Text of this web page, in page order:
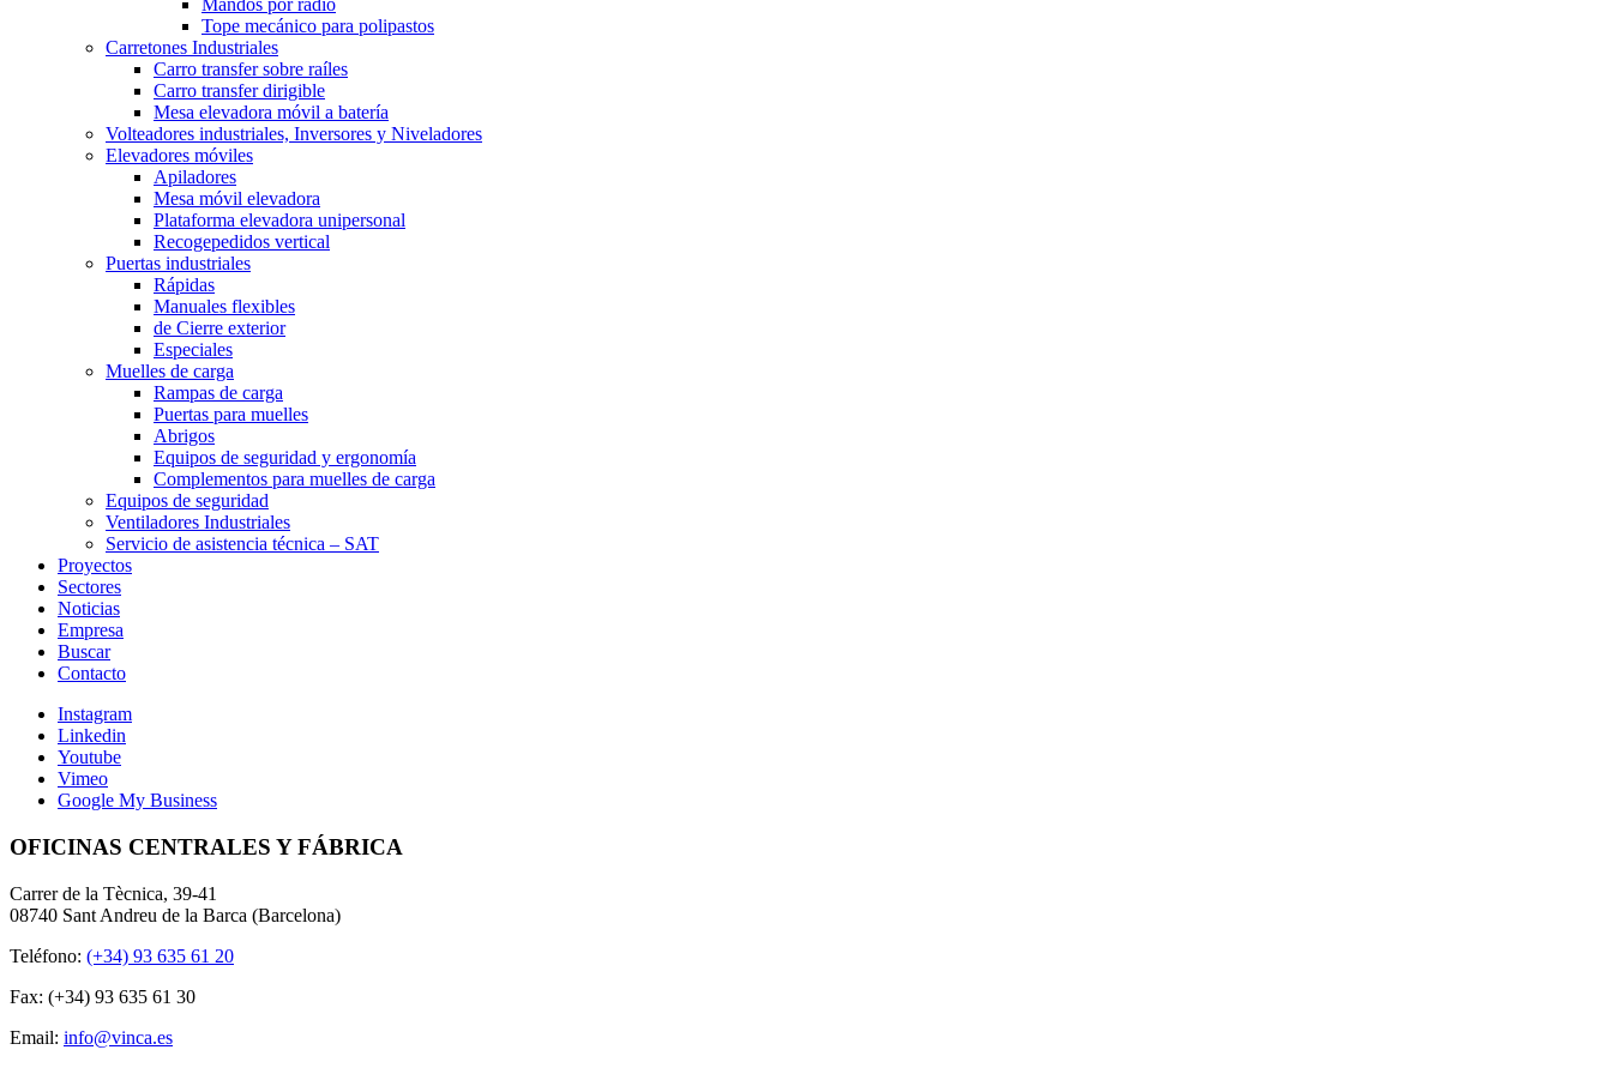
Mandos por radio
Tope mecánico para polipastos
Carretones Industriales
Carro transfer sobre raíles
Carro transfer dirigible
Mesa elevadora móvil a batería
Volteadores industriales, Inversores y Niveladores
Elevadores móviles
Apiladores
Mesa móvil elevadora
Plataforma elevadora unipersonal
Recogepedidos vertical
Puertas industriales
Rápidas
Manuales flexibles
de Cierre exterior
Especiales
Muelles de carga
Rampas de carga
Puertas para muelles
Abrigos
Equipos de seguridad y ergonomía
Complementos para muelles de carga
Equipos de seguridad
Ventiladores Industriales
Servicio de asistencia técnica – SAT
Proyectos
Sectores
Noticias
Empresa
Buscar
Contacto
Instagram
Linkedin
Youtube
Vimeo
Google My Business
OFICINAS CENTRALES Y FÁBRICA
Carrer de la Tècnica, 39-41
08740 Sant Andreu de la Barca (Barcelona)
Teléfono: (+34) 93 635 61 20
Fax: (+34) 93 635 61 30
Email: info@vinca.es